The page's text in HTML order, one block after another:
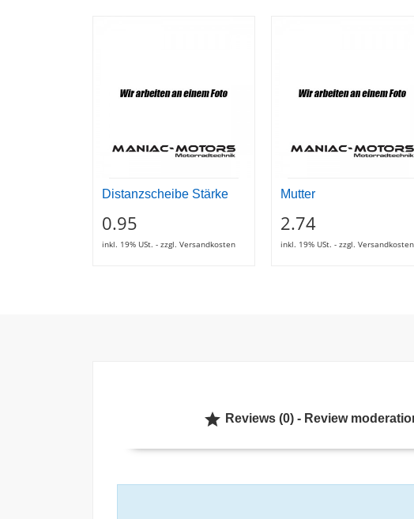
Distanzscheibe Stärke
0.95
inkl. 19% USt. - zzgl. Versandkosten
Mutter
2.74
inkl. 19% USt. - zzgl. Versandkosten
 Reviews (0) - Review